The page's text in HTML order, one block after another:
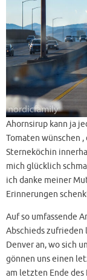
Ahornsirup kann ja
Tomaten wünschen
Sterneköchin
mich glücklich
ich danke meiner
Erinnerungen
Auf so umfassende
Abschieds zufrieden
Denver an, wo sich
gönnen uns einen
am letzten Ende des